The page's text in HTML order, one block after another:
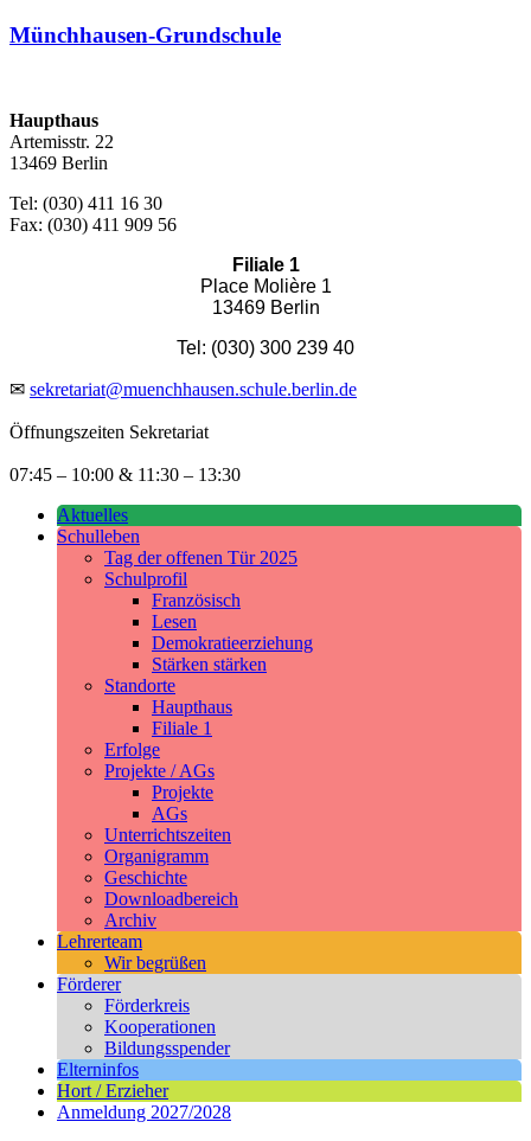
Münchhausen-Grundschule
Haupthaus
Artemisstr. 22
13469 Berlin
Tel: (030) 411 16 30
Fax: (030) 411 909 56
Filiale 1
Place Molière 1
13469 Berlin
Tel: (030) 300 239 40
✉ sekretariat@muenchhausen.schule.berlin.de
Öffnungszeiten Sekretariat
07:45 – 10:00 & 11:30 – 13:30
Aktuelles
Schulleben
Tag der offenen Tür 2025
Schulprofil
Französisch
Lesen
Demokratieerziehung
Stärken stärken
Standorte
Haupthaus
Filiale 1
Erfolge
Projekte / AGs
Projekte
AGs
Unterrichtszeiten
Organigramm
Geschichte
Downloadbereich
Archiv
Lehrerteam
Wir begrüßen
Förderer
Förderkreis
Kooperationen
Bildungsspender
Elterninfos
Hort / Erzieher
Anmeldung 2027/2028